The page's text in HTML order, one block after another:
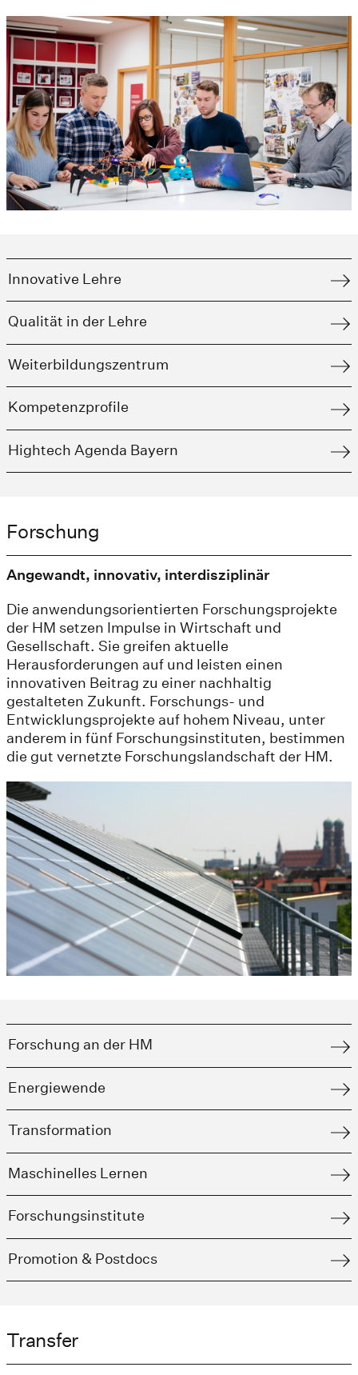
Innovative Lehre
Qualität in der Lehre
Weiterbildungszentrum
Kompetenzprofile
Hightech Agenda Bayern
Forschung
Angewandt, innovativ, interdisziplinär
Die anwendungsorientierten Forschungsprojekte
der HM setzen Impulse in Wirtschaft und
Gesellschaft. Sie greifen aktuelle
Herausforderungen auf und leisten einen
innovativen Beitrag zu einer nachhaltig
gestalteten Zukunft. Forschungs- und
Entwicklungsprojekte auf hohem Niveau, unter
anderem in fünf Forschungsinstituten, bestimmen
die gut vernetzte Forschungslandschaft der HM.
Forschung an der HM
Energiewende
Transformation
Maschinelles Lernen
Forschungsinstitute
Promotion & Postdocs
Transfer